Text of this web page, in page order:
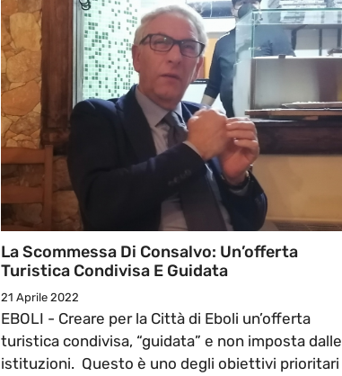
La Scommessa Di Consalvo: Un’offerta
Turistica Condivisa E Guidata
21 Aprile 2022
EBOLI - Creare per la Città di Eboli un’offerta
turistica condivisa, “guidata” e non imposta dalle
istituzioni. Questo è uno degli obiettivi prioritari